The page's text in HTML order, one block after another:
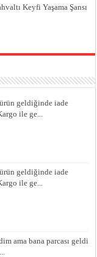
Keyfi Yaşama Şansı
geldiğinde iade
ile ge...
geldiğinde iade
ile ge...
ama bana parcası geldi